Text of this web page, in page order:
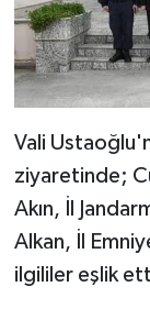
Vali
ziyaretinde;
Akın, İl
Alkan, İl
ilgililer eşlik